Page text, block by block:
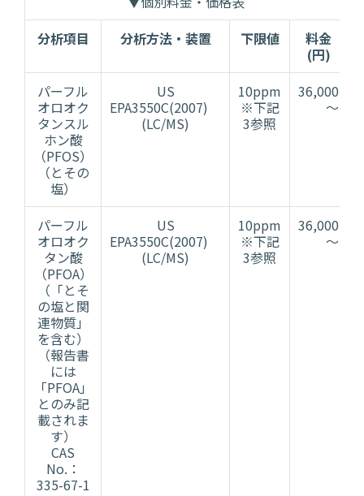
分析項目
分析方法・装置 下限値
料金
(円)
パーフル
オロオク
タンスル
ホン酸
（PFOS）
（とその
塩）
US
EPA3550C(2007)
(LC/MS)
10ppm
※下記
3参照
36,000
～
パーフル
オロオク
タン酸
（PFOA）
（「とそ
の塩と関
連物質」
を含む）
（報告書
には
「PFOA」
とのみ記
載されま
す）
CAS
No.：
335-67-1
US
EPA3550C(2007)
(LC/MS)
10ppm
※下記
3参照
36,000
～